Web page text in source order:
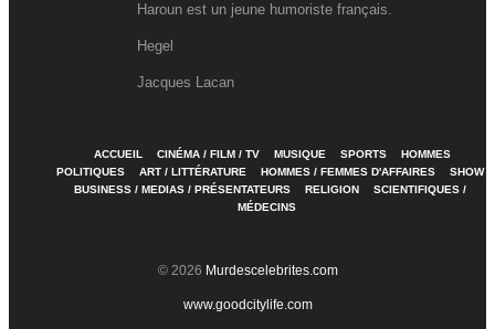
Haroun est un jeune humoriste français.
Hegel
Jacques Lacan
ACCUEIL CINÉMA / FILM / TV MUSIQUE SPORTS
HOMMES
POLITIQUES
ART / LITTÉRATURE HOMMES / FEMMES D'AFFAIRES
SHOW
BUSINESS / MEDIAS / PRÉSENTATEURS
RELIGION
SCIENTIFIQUES /
MÉDECINS
© 2026 Murdescelebrites.com
www.goodcitylife.com